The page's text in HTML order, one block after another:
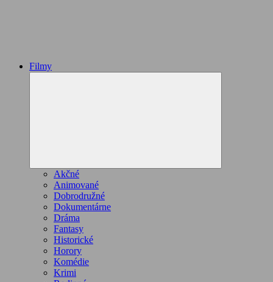
Filmy
Akčné
Animované
Dobrodružné
Dokumentárne
Dráma
Fantasy
Historické
Horory
Komédie
Krimi